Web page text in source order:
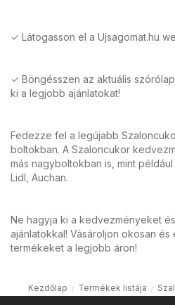
✓ Látogasson el a Ujsagomat.hu
✓ Böngésszen az aktuális
ki a legjobb ajánlatokat!
Fedezze fel a legújabb
boltokban. A Szaloncukor
más nagyboltokban is, mint
Lidl, Auchan.
Ne hagyja ki a kedvezményeket
ajánlatokkal! Vásároljon okosan és
termékeket a legjobb áron!
Kezdőlap Termékek listája